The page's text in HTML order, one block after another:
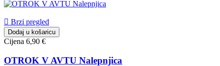
 Brzi pregled
Dodaj u košaricu
Cijena 6,90 €
OTROK V AVTU Nalepnjica